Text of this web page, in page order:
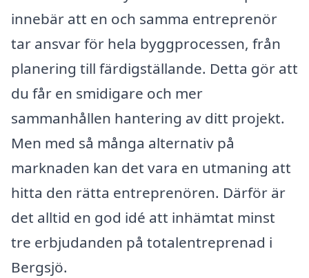
innebär att en och samma entreprenör
tar ansvar för hela byggprocessen, från
planering till färdigställande. Detta gör att
du får en smidigare och mer
sammanhållen hantering av ditt projekt.
Men med så många alternativ på
marknaden kan det vara en utmaning att
hitta den rätta entreprenören. Därför är
det alltid en god idé att inhämtat minst
tre erbjudanden på totalentreprenad i
Bergsjö.